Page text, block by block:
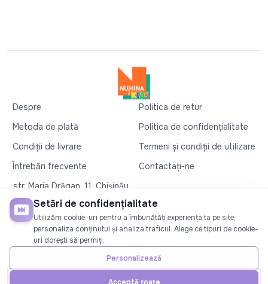
Despre
Politica de retur
Metoda de plată
Politica de confidențialitate
Condiții de livrare
Termeni și condiții de utilizare
Întrebări frecvente
Contactați-ne
str. Maria Drăgan, 11, Chișinău
+37360327279
©2026Numina Kids. Toate drepturile rezervate
SOCIAL
Setări de confidențialitate
Utilizăm cookie-uri pentru a îmbunătăți experiența ta pe site,
personaliza conținutul și analiza traficul. Alege ce tipuri de cookie-
uri dorești să permiți.
Personalizează